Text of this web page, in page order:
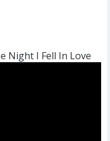
Night I Fell In Love